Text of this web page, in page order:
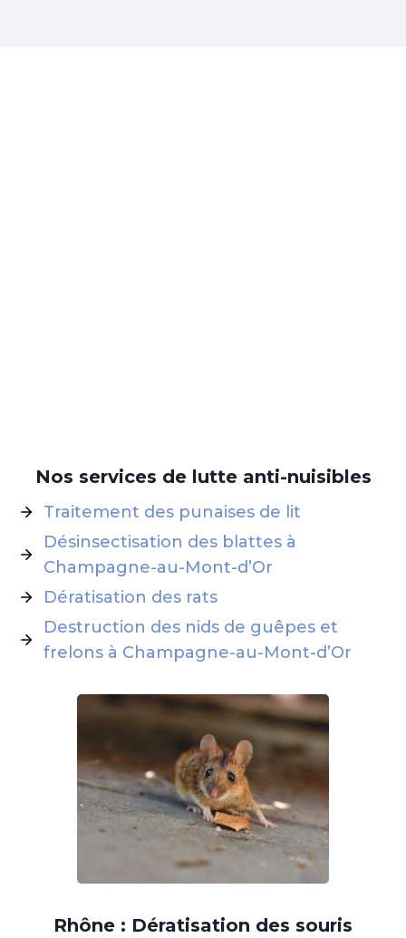
Nos services de lutte anti-nuisibles
Traitement des punaises de lit
Désinsectisation des blattes à
Champagne-au-Mont-d’Or
Dératisation des rats
Destruction des nids de guêpes et
frelons à Champagne-au-Mont-d’Or
Rhône : Dératisation des souris